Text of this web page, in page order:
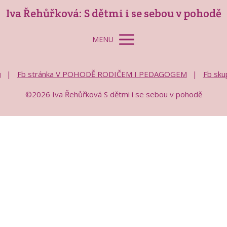
Iva Řehůřková: S dětmi i se sebou v pohodě
MENU
Fb stránka V POHODĚ RODIČEM I PEDAGOGEM
Fb
©2026 Iva Řehůřková S dětmi i se sebou v pohodě